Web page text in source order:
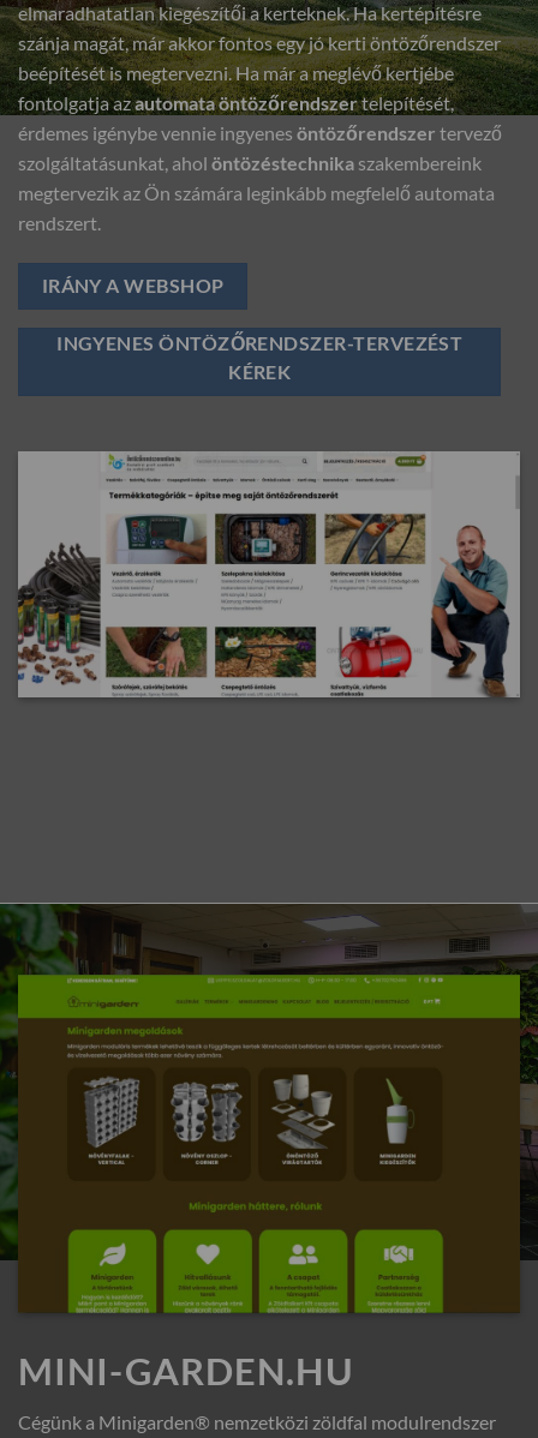
elmaradhatatlan kiegészítői a kerteknek. Ha kertépítésre
szánja magát, már akkor fontos egy jó kerti öntözőrendszer
beépítését is megtervezni. Ha már a meglévő kertjébe
fontolgatja azautomata öntözőrendszertelepítését,
érdemes igénybe vennie ingyenes öntözőrendszer tervező
szolgáltatásunkat, ahol öntözéstechnika szakembereink
megtervezik az Ön számára leginkább megfelelő automata
rendszert.
IRÁNY A WEBSHOP
INGYENES ÖNTÖZŐRENDSZER-TERVEZÉST
KÉREK
MINI-GARDEN.HU
Cégünk a Minigarden® nemzetközi zöldfal modulrendszer